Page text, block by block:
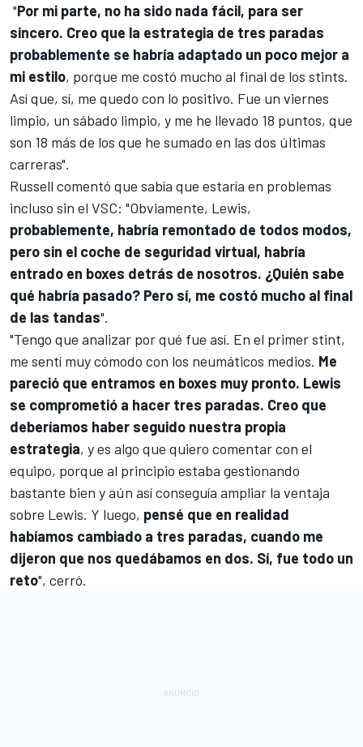
"Por mi parte, no ha sido nada fácil, para ser
sincero. Creo que la estrategia de tres paradas
probablemente se habría adaptado un poco mejor a
mi estilo, porque me costó mucho al final de los stints.
Así que, sí, me quedo con lo positivo. Fue un viernes
limpio, un sábado limpio, y me he llevado 18 puntos, que
son 18 más de los que he sumado en las dos últimas
carreras".
Russell comentó que sabía que estaría en problemas
incluso sin el VSC: "Obviamente, Lewis,
probablemente, habría remontado de todos modos,
pero sin el coche de seguridad virtual, habría
entrado en boxes detrás de nosotros. ¿Quién sabe
qué habría pasado? Pero sí, me costó mucho al final
de las tandas".
"Tengo que analizar por qué fue así. En el primer stint,
me sentí muy cómodo con los neumáticos medios. Me
pareció que entramos en boxes muy pronto. Lewis
se comprometió a hacer tres paradas. Creo que
deberíamos haber seguido nuestra propia
estrategia, y es algo que quiero comentar con el
equipo, porque al principio estaba gestionando
bastante bien y aún así conseguía ampliar la ventaja
sobre Lewis. Y luego, pensé que en realidad
habíamos cambiado a tres paradas, cuando me
dijeron que nos quedábamos en dos. Sí, fue todo un
reto", cerró.